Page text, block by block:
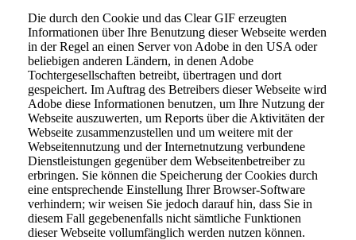
Die durch den Cookie und das Clear GIF erzeugten
Informationen über Ihre Benutzung dieser Webseite werden
in der Regel an einen Server von Adobe in den USA oder
beliebigen anderen Ländern, in denen Adobe
Tochtergesellschaften betreibt, übertragen und dort
gespeichert. Im Auftrag des Betreibers dieser Webseite wird
Adobe diese Informationen benutzen, um Ihre Nutzung der
Webseite auszuwerten, um Reports über die Aktivitäten der
Webseite zusammenzustellen und um weitere mit der
Webseitennutzung und der Internetnutzung verbundene
Dienstleistungen gegenüber dem Webseitenbetreiber zu
erbringen. Sie können die Speicherung der Cookies durch
eine entsprechende Einstellung Ihrer Browser-Software
verhindern; wir weisen Sie jedoch darauf hin, dass Sie in
diesem Fall gegebenenfalls nicht sämtliche Funktionen
dieser Webseite vollumfänglich werden nutzen können.